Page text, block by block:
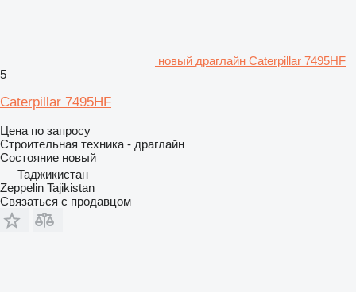
новый драглайн Caterpillar 7495HF
5
Caterpillar 7495HF
Цена по запросу
Строительная техника - драглайн
Состояние новый
Таджикистан
Zeppelin Tajikistan
Связаться с продавцом